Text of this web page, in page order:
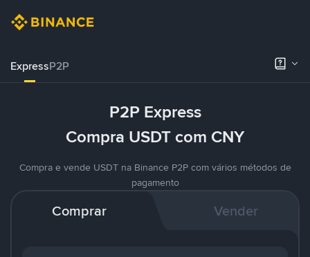
ExpressP2P
P2P Express
Compra USDT com CNY
Compra e vende USDT na Binance P2P com vários métodos de
pagamento
Comprar Vender